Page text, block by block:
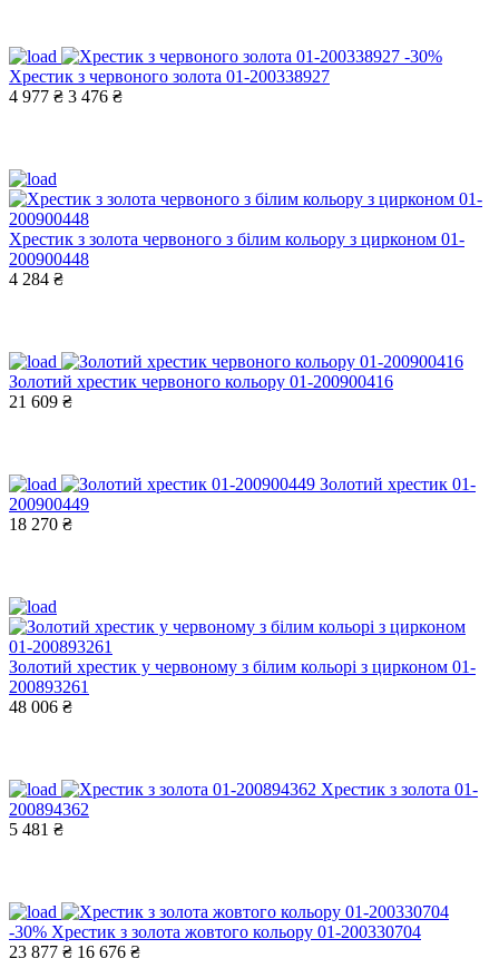
-30%
Хрестик з червоного золота 01-200338927
4 977 ₴ 3 476 ₴
Хрестик з золота червоного з білим кольору з цирконом 01-
200900448
4 284 ₴
Золотий хрестик червоного кольору 01-200900416
21 609 ₴
Золотий хрестик 01-
200900449
18 270 ₴
Золотий хрестик у червоному з білим кольорі з цирконом 01-
200893261
48 006 ₴
Хрестик з золота 01-
200894362
5 481 ₴
-30% Хрестик з золота жовтого кольору 01-200330704
23 877 ₴ 16 676 ₴